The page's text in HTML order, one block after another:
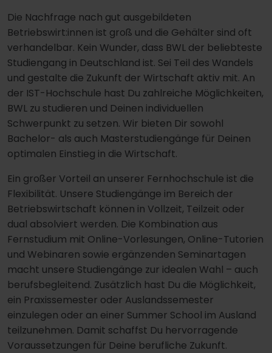
Die Nachfrage nach gut ausgebildeten
Betriebswirt:innen ist groß und die Gehälter sind oft
verhandelbar. Kein Wunder, dass BWL der beliebteste
Studiengang in Deutschland ist. Sei Teil des Wandels
und gestalte die Zukunft der Wirtschaft aktiv mit. An
der IST-Hochschule hast Du zahlreiche Möglichkeiten,
BWL zu studieren und Deinen individuellen
Schwerpunkt zu setzen. Wir bieten Dir sowohl
Bachelor- als auch Masterstudiengänge für Deinen
optimalen Einstieg in die Wirtschaft.
Ein großer Vorteil an unserer Fernhochschule ist die
Flexibilität. Unsere Studiengänge im Bereich der
Betriebswirtschaft können in Vollzeit, Teilzeit oder
dual absolviert werden. Die Kombination aus
Fernstudium mit Online-Vorlesungen, Online-Tutorien
und Webinaren sowie ergänzenden Seminartagen
macht unsere Studiengänge zur idealen Wahl – auch
berufsbegleitend. Zusätzlich hast Du die Möglichkeit,
ein Praxissemester oder Auslandssemester
einzulegen oder an einer Summer School im Ausland
teilzunehmen. Damit schaffst Du hervorragende
Voraussetzungen für Deine berufliche Zukunft.